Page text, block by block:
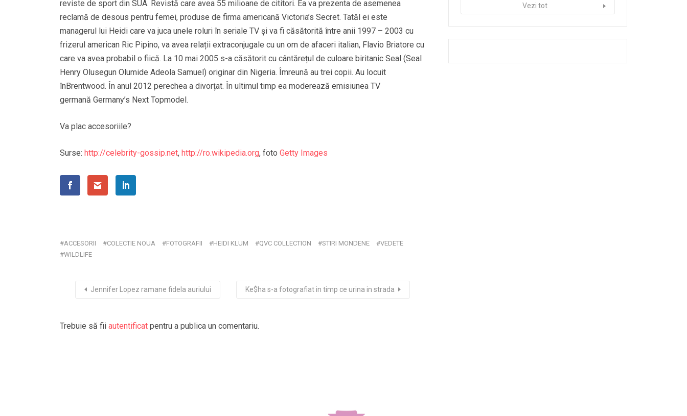
reviste de sport din SUA. Revistă care avea 55 milioane de cititori. Ea va prezenta de asemenea
reclamă de desous pentru femei, produse de firma americană Victoria’s Secret. Tatăl ei este
managerul lui Heidi care va juca unele roluri în seriale TV și va fi căsătorită între anii 1997 – 2003 cu
frizerul american Ric Pipino, va avea relații extraconjugale cu un om de afaceri italian, Flavio Briatore cu
care va avea probabil o fiică. La 10 mai 2005 s-a căsătorit cu cântărețul de culoare biritanic Seal (Seal
Henry Olusegun Olumide Adeola Samuel) originar din Nigeria. Îmreună au trei copii. Au locuit
înBrentwood. În anul 2012 perechea a divorțat. În ultimul timp ea moderează emisiunea TV
germană Germany’s Next Topmodel.
Va plac accesoriile?
Surse: http://celebrity-gossip.net, http://ro.wikipedia.org, foto Getty Images
ACCESORII COLECTIE NOUA FOTOGRAFII HEIDI KLUM QVC COLLECTION STIRI MONDENE
VEDETE
WILDLIFE
Jennifer Lopez ramane fidela auriului Ke$ha s-a fotografiat in timp ce urina in strada
Trebuie să fii autentificat pentru a publica un comentariu.
Vezi tot